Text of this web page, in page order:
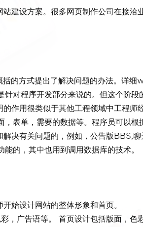
建设方案。很多网页制作公司在接洽
的方式提出了解决问题的办法。详细
对程序开发部分来说的。但这个阶段
作用很类似于其他工程领域中工程师
表单，需要的数据等。程序员可以根
决有关问题的，例如，公告版BBS,
的，其中也用到调用数据库的技术。
始设计网站的整体形象和首页。
，广告语等。 首页设计包括版面，色